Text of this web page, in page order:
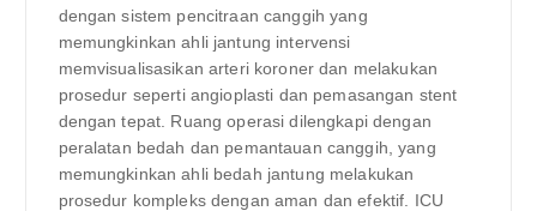
dengan sistem pencitraan canggih yang
memungkinkan ahli jantung intervensi
memvisualisasikan arteri koroner dan melakukan
prosedur seperti angioplasti dan pemasangan stent
dengan tepat. Ruang operasi dilengkapi dengan
peralatan bedah dan pemantauan canggih, yang
memungkinkan ahli bedah jantung melakukan
prosedur kompleks dengan aman dan efektif. ICU